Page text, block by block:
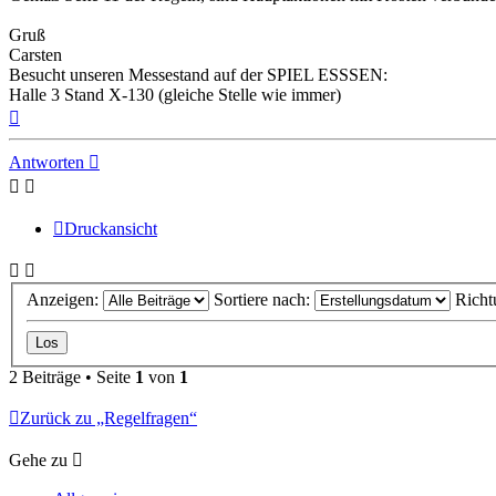
Gruß
Carsten
Besucht unseren Messestand auf der SPIEL ESSSEN:
Halle 3 Stand X-130 (gleiche Stelle wie immer)
Antworten
Druckansicht
Anzeigen: Sortiere nach:
2 Beiträge • Seite 1 von 1
Zurück zu „Regelfragen“
Gehe zu